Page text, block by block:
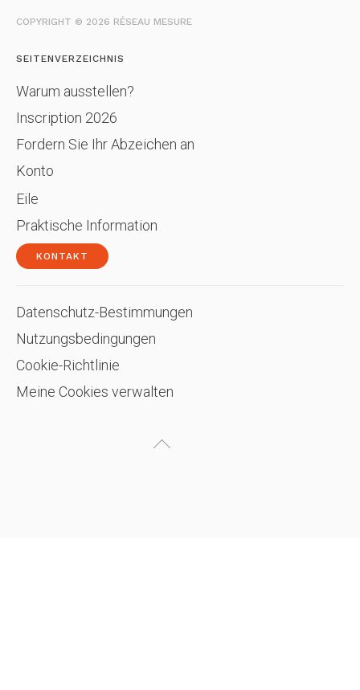
COPYRIGHT © 2026 RÉSEAU MESURE
SEITENVERZEICHNIS
Warum ausstellen?
Inscription 2026
Fordern Sie Ihr Abzeichen an
Konto
Eile
Praktische Information
KONTAKT
Datenschutz-Bestimmungen
Nutzungsbedingungen
Cookie-Richtlinie
Meine Cookies verwalten